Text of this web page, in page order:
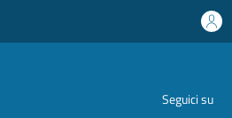
Seguici su